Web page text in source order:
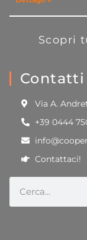
Scopri
Contatti
Via A.
+39 0444
Contattaci!